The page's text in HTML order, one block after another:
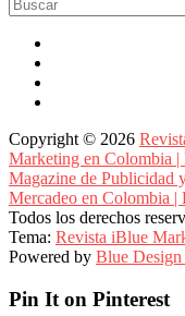
Copyright © 2026
Marketing en Colombia |
Magazine de Publicidad
Mercadeo en Colombia |
Todos los derechos
Tema: Revista iBlue
Powered by Blue
Pin It on Pinterest